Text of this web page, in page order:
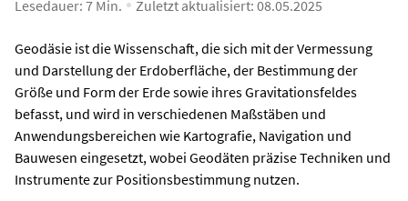
Lesedauer: 7 Min. Zuletzt aktualisiert: 08.05.2025
Geodäsie ist die Wissenschaft, die sich mit der Vermessung
und Darstellung der Erdoberfläche, der Bestimmung der
Größe und Form der Erde sowie ihres Gravitationsfeldes
befasst, und wird in verschiedenen Maßstäben und
Anwendungsbereichen wie Kartografie, Navigation und
Bauwesen eingesetzt, wobei Geodäten präzise Techniken und
Instrumente zur Positionsbestimmung nutzen.